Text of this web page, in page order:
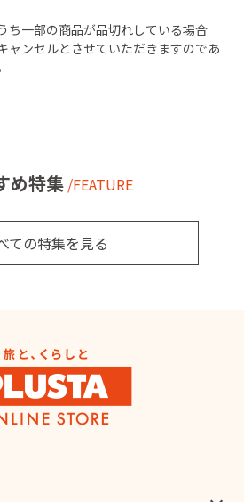
ち一部の商品が品切れしている場合
ャンセルとさせていただきますのであ
め特集 /FEATURE
ての特集を見る